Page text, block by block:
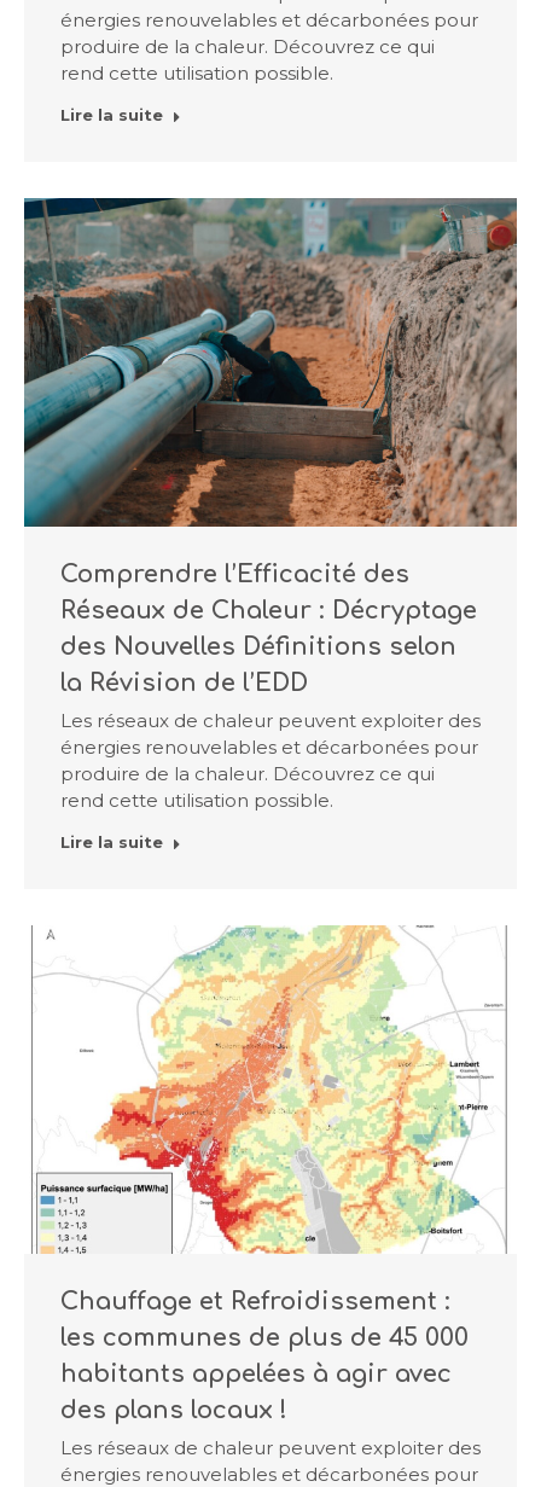
énergies renouvelables et décarbonées pour
produire de la chaleur. Découvrez ce qui
rend cette utilisation possible.
Lire la suite
Comprendre l’Efficacité des
Réseaux de Chaleur : Décryptage
des Nouvelles Définitions selon
la Révision de l’EDD
Les réseaux de chaleur peuvent exploiter des
énergies renouvelables et décarbonées pour
produire de la chaleur. Découvrez ce qui
rend cette utilisation possible.
Lire la suite
Chauffage et Refroidissement :
les communes de plus de 45 000
habitants appelées à agir avec
des plans locaux !
Les réseaux de chaleur peuvent exploiter des
énergies renouvelables et décarbonées pour